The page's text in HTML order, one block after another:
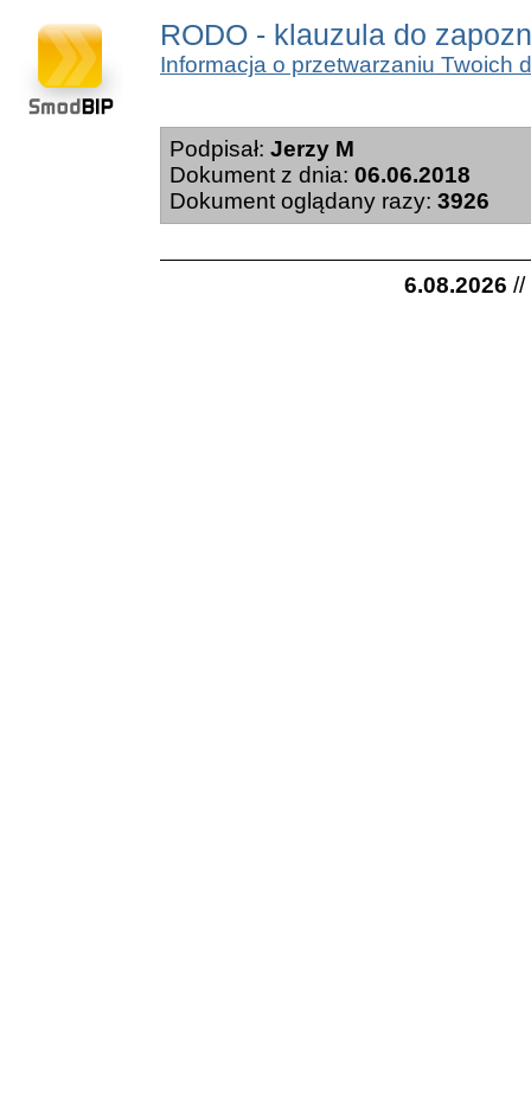
RODO - klauzula do
Informacja o przetwarzaniu Twoich
Podpisał: Jerzy M
Dokument z dnia: 06.06.2018
Dokument oglądany razy: 3926
6.08.2026 //